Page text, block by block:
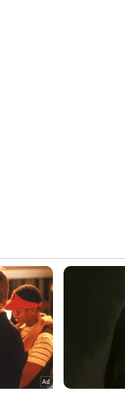
കൊലപ്പെടുത്തിയത്.
പരുക്കേറ്റ്
വിട്ട ശേഷം